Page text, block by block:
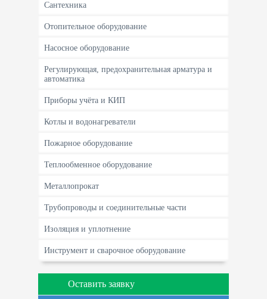
Сантехника
Отопительное оборудование
Насосное оборудование
Регулирующая, предохранительная арматура и
автоматика
Приборы учёта и КИП
Котлы и водонагреватели
Пожарное оборудование
Теплообменное оборудование
Металлопрокат
Трубопроводы и соединительные части
Изоляция и уплотнение
Инструмент и сварочное оборудование
Оставить заявку